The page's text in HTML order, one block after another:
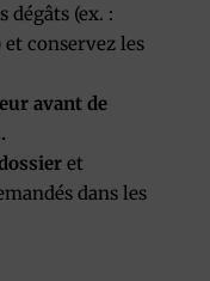
dégâts (ex. :
conservez les
avant de
et
dans les